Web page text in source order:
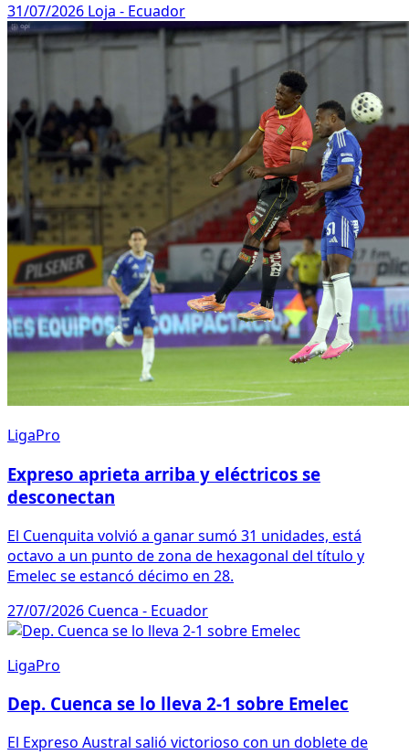
31/07/2026 Loja - Ecuador
LigaPro
Expreso aprieta arriba y eléctricos se
desconectan
El Cuenquita volvió a ganar sumó 31 unidades, está
octavo a un punto de zona de hexagonal del título y
Emelec se estancó décimo en 28.
27/07/2026 Cuenca - Ecuador
LigaPro
Dep. Cuenca se lo lleva 2-1 sobre Emelec
El Expreso Austral salió victorioso con un doblete de